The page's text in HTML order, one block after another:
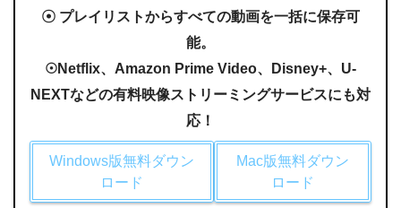
☉ プレイリストからすべての動画を一括に保存可
能。
☉Netflix、Amazon Prime Video、Disney+、U-
NEXTなどの有料映像ストリーミングサービスにも対
応 ！
Windows版無料ダウン
ロード
Mac版無料ダウン
ロード